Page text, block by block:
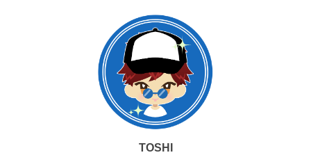
TOSHI